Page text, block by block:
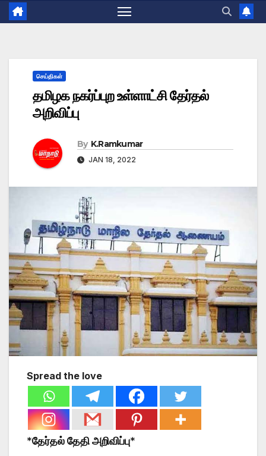
செய்திகள்
தமிழக நகர்ப்புற உள்ளாட்சி தேர்தல்
அறிவிப்பு
By K.Ramkumar
JAN 18, 2022
Spread the love
*தேர்தல் தேதி அறிவிப்பு*